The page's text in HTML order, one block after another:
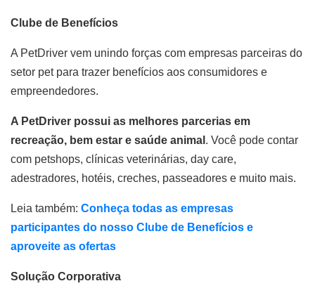
Clube de Benefícios
A PetDriver vem unindo forças com empresas parceiras do
setor pet para trazer benefícios aos consumidores e
empreendedores.
A PetDriver possui as melhores parcerias em
recreação, bem estar e saúde animal . Você pode contar
com petshops, clínicas veterinárias, day care,
adestradores, hotéis, creches, passeadores e muito mais.
Leia também: Conheça todas as empresas
participantes do nosso Clube de Benefícios e
aproveite as ofertas
Solução Corporativa